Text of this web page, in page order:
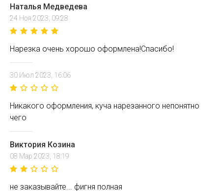
Наталья Медведева
24 Ноя 2023, 09:28
Нарезка очень хорошо оформлена!Спасибо!
30 Июл 2023, 16:06
Никакого оформления, куча нарезанного непонятно
чего
Виктория Козина
08 Мар 2023, 18:19
не заказывайте... фигня полная